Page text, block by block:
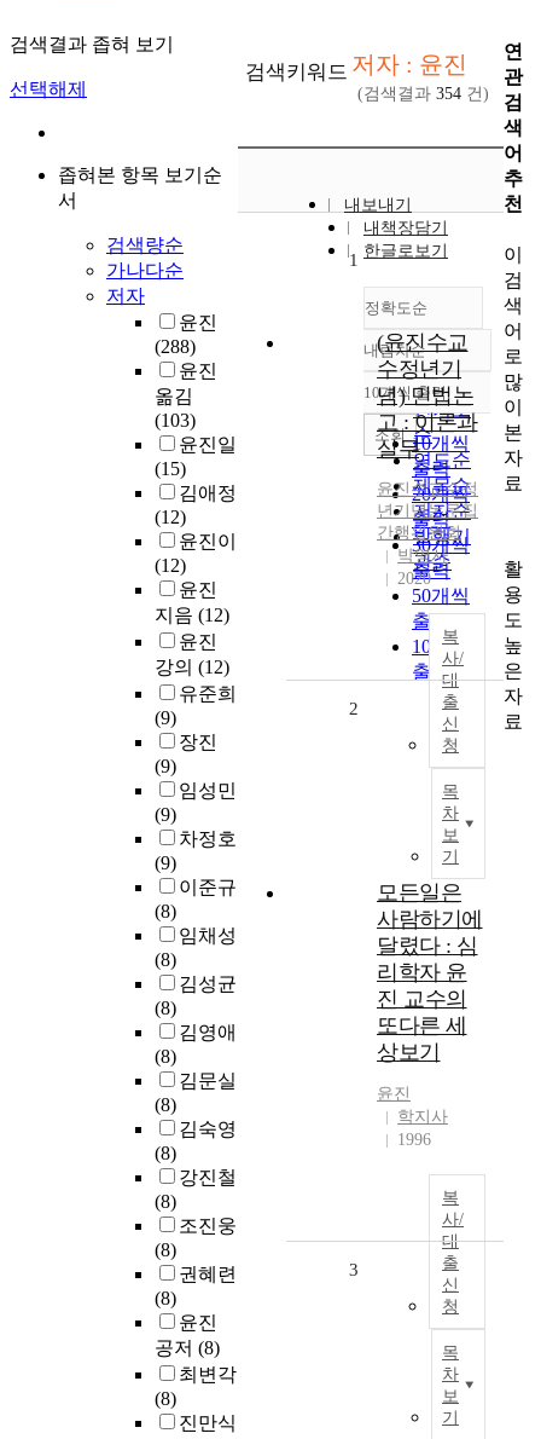
검색결과 좁혀 보기
선택해제
좁혀본 항목 보기순
서
검색량순
가나다순
저자
윤진
(288)
윤진
옮김
(103)
윤진일
(15)
김애정
(12)
윤진이
(12)
윤진
지음 (12)
윤진
강의 (12)
유준희
(9)
장진
(9)
임성민
(9)
차정호
(9)
이준규
(8)
임채성
(8)
김성균
(8)
김영애
(8)
김문실
(8)
김숙영
(8)
강진철
(8)
조진웅
(8)
권혜련
(8)
윤진
공저 (8)
최변각
(8)
진만식
검색키워드 저자 : 윤진
(검색결과 354 건)
내보내기
내책장담기
한글로보기
정확도순
정확도
순
인기도
순
연도순
제목순
저자순
발행기
관순
내림차순
내림차순
10개씩 출력
10개씩
출력
20개씩
출력
30개씩
출력
50개씩
출력
100개씩
출력
조회
1
(윤진수교
수정년기
념) 민법논
고 : 이론과
실무
윤진 수교수정
년기념논문집
간행위원회
박영사
2020
복
사/
대
출
신
청
목
차
보
기
2
모든일은
사람하기에
달렸다 : 심
리학자 윤
진 교수의
또다른 세
상보기
윤진
학지사
1996
복
사/
대
출
신
청
목
차
보
기
3
연
관
검
색
어
추
천
이
검
색
어
로
많
이
본
자
료
활
용
도
높
은
자
료